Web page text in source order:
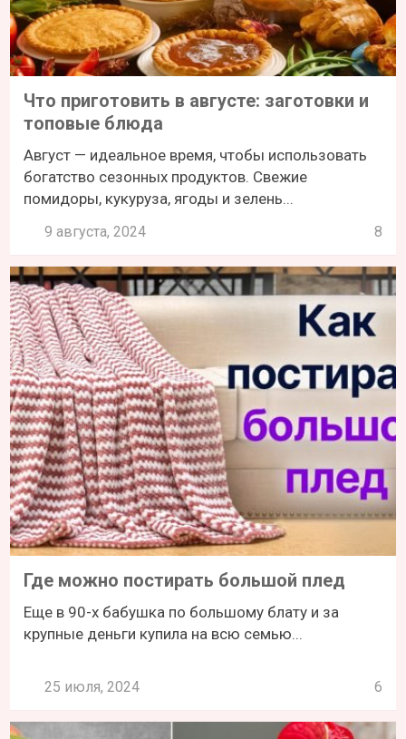
Что приготовить в августе: заготовки и
топовые блюда
Август — идеальное время, чтобы использовать
богатство сезонных продуктов. Свежие
помидоры, кукуруза, ягоды и зелень...
9 августа, 2024 8
Где можно постирать большой плед
Еще в 90-х бабушка по большому блату и за
крупные деньги купила на всю семью...
25 июля, 2024 6